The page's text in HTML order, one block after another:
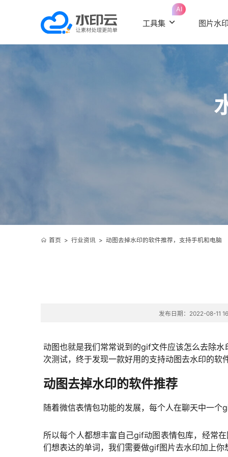
工具集
AI
图片水印
首页 > 行业资讯> 动图去掉水印的软件推荐，支持手机和电脑
发布日期：2022-08-11
动图也就是我们常常说到的gif文件应该怎么去除
次测试，终于发现一款好用的支持动图去水印的软
动图去掉水印的软件推荐
随着微信表情包功能的发展，每个人在聊天中一个
所以每个人都想丰富自己gif动图表情包库，经常
们想表达的单词，我们需要做gif图片去水印加上你